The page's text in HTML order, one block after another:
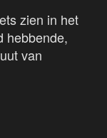
zien in het
hebbende,
van